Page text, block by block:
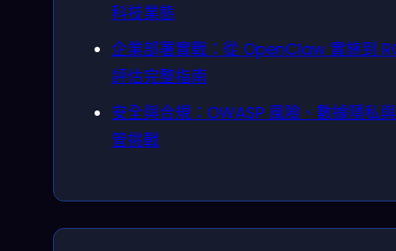
科技業態
企業部署實戰：從 OpenClaw 實施到
評估完整指南
安全與合規：OWASP 風險、數據隱私
管挑戰